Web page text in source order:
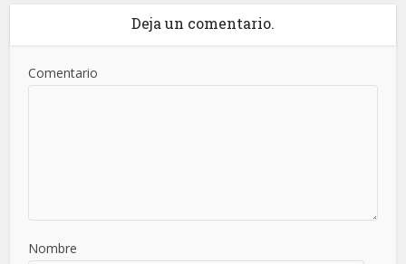
Deja un comentario.
Comentario
Nombre